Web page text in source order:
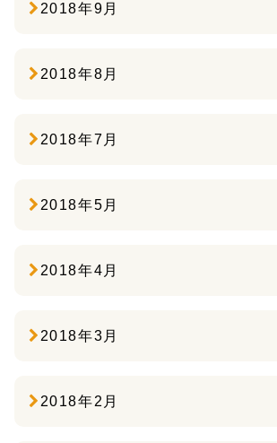
2018年9月
2018年8月
2018年7月
2018年5月
2018年4月
2018年3月
2018年2月